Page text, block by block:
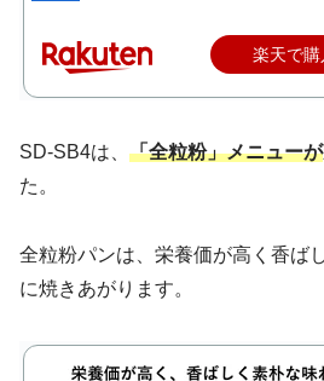
楽天で購
SD-SB4は、 「全粒粉」メニューが
た。
全粒粉パンは、栄養価が高く香ば
に焼きあがります。